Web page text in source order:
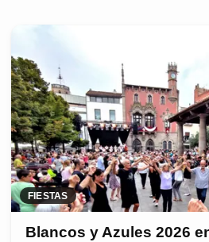
FIESTAS
Blancos y Azules 2026